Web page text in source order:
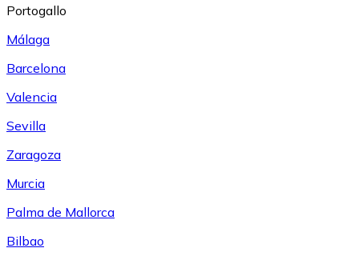
Portogallo
Málaga
Barcelona
Valencia
Sevilla
Zaragoza
Murcia
Palma de Mallorca
Bilbao